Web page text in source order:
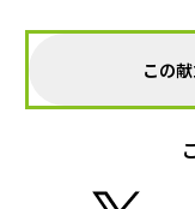
この